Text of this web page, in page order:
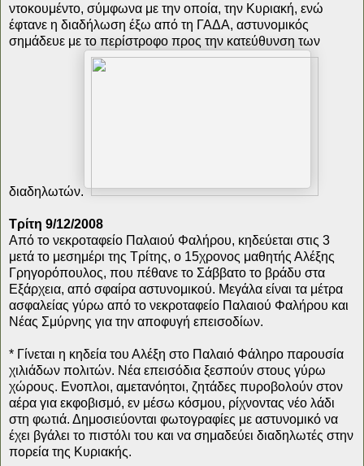
ντοκουμέντο, σύμφωνα με την οποία, την Κυριακή, ενώ
έφτανε η διαδήλωση έξω από τη ΓΑΔΑ, αστυνομικός
σημάδευε με το περίστροφο προς την κατεύθυνση των
διαδηλωτών.
Τρίτη 9/12/2008
Από το νεκροταφείο Παλαιού Φαλήρου, κηδεύεται στις 3
μετά το μεσημέρι της Τρίτης, ο 15χρονος μαθητής Αλέξης
Γρηγορόπουλος, που πέθανε το Σάββατο το βράδυ στα
Εξάρχεια, από σφαίρα αστυνομικού. Μεγάλα είναι τα μέτρα
ασφαλείας γύρω από το νεκροταφείο Παλαιού Φαλήρου και
Νέας Σμύρνης για την αποφυγή επεισοδίων.
* Γίνεται η κηδεία του Αλέξη στο Παλαιό Φάληρο παρουσία
χιλιάδων πολιτών. Νέα επεισόδια ξεσπούν στους γύρω
χώρους. Ενοπλοι, αμετανόητοι, ζητάδες πυροβολούν στον
αέρα για εκφοβισμό, εν μέσω κόσμου, ρίχνοντας νέο λάδι
στη φωτιά. Δημοσιεύονται φωτογραφίες με αστυνομικό να
έχει βγάλει το πιστόλι του και να σημαδεύει διαδηλωτές στην
πορεία της Κυριακής.